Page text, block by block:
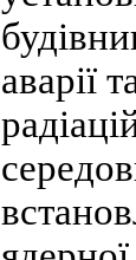
аварії